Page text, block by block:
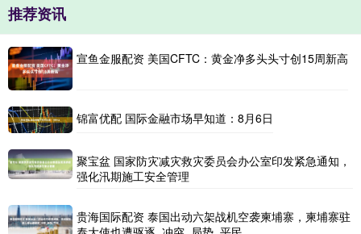
推荐资讯
宣鱼金服配资 美国CFTC：黄金净多头头寸创15周新高
锦富优配 国际金融市场早知道：8月6日
聚宝盆 国家防灾减灾救灾委员会办公室印发紧急通知，
强化汛期施工安全管理
贵海国际配资 泰国出动六架战机空袭柬埔寨，柬埔寨驻